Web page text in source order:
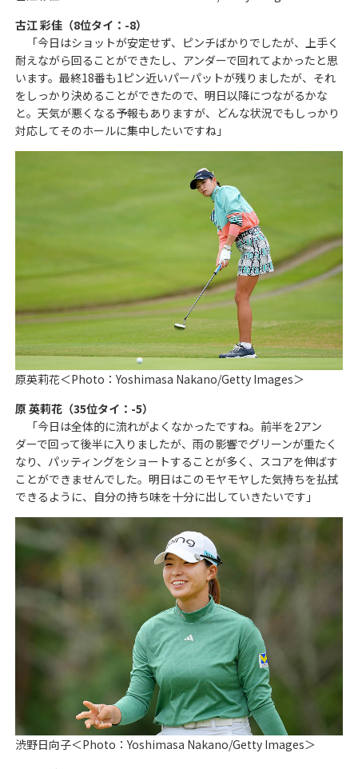
古江 彩佳（8位タイ：-8）
「今日はショットが安定せず、ピンチばかりでしたが、上手く
耐えながら回ることができたし、アンダーで回れてよかったと思
います。最終18番も1ピン近いパーパットが残りましたが、それ
をしっかり決めることができたので、明日以降につながるかな
と。天気が悪くなる予報もありますが、どんな状況でもしっかり
対応してそのホールに集中したいですね」
原英莉花＜Photo：Yoshimasa Nakano/Getty Images＞
原 英莉花（35位タイ：-5）
「今日は全体的に流れがよくなかったですね。前半を2アン
ダーで回って後半に入りましたが、雨の影響でグリーンが重たく
なり、パッティングをショートすることが多く、スコアを伸ばす
ことができませんでした。明日はこのモヤモヤした気持ちを払拭
できるように、自分の持ち味を十分に出していきたいです」
渋野日向子＜Photo：Yoshimasa Nakano/Getty Images＞